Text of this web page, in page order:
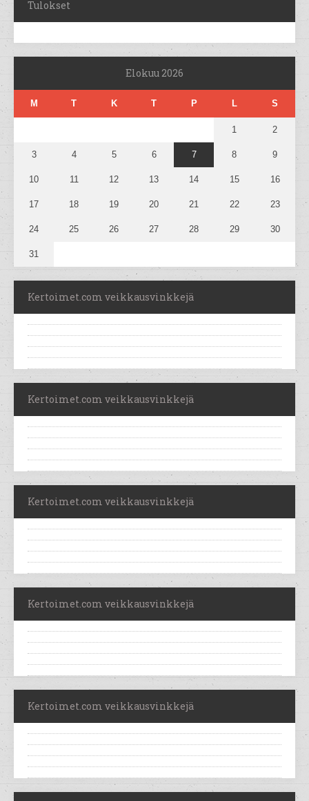
Tulokset
Elokuu 2026
M T K T P L S
1 2
3 4 5 6 7 8 9
10 11 12 13 14 15 16
17 18 19 20 21 22 23
24 25 26 27 28 29 30
31
Kertoimet.com veikkausvinkkejä
Kertoimet.com veikkausvinkkejä
Kertoimet.com veikkausvinkkejä
Kertoimet.com veikkausvinkkejä
Kertoimet.com veikkausvinkkejä